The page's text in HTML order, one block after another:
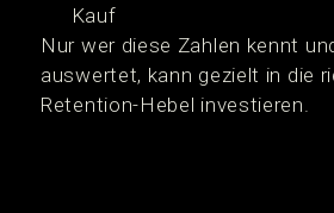
Kauf
Nur wer diese Zahlen kennt
auswertet, kann gezielt in die
Retention-Hebel investieren.